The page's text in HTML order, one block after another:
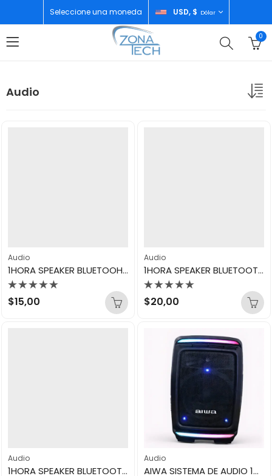
Seleccione una moneda USD, $ Dólar
0
Audio
Audio
1HORA SPEAKER BLUETOOH BOC244
Valorado
con
$15,00
Audio
1HORA SPEAKER BLUETOOTH BLACK BOC242
Valorado
con
$20,00
Audio
1HORA SPEAKER BLUETOOTH BLACK BOC243
Audio
AIWA SISTEMA DE AUDIO 14″ AWSP14TK